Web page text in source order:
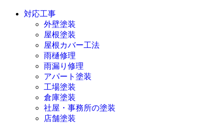
対応工事
外壁塗装
屋根塗装
屋根カバー工法
雨樋修理
雨漏り修理
アパート塗装
工場塗装
倉庫塗装
社屋・事務所の塗装
店舗塗装